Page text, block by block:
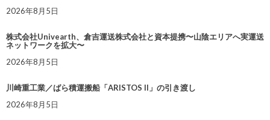
2026年8月5日
株式会社Univearth、倉吉運送株式会社と資本提携〜山陰エリアへ実運送
ネットワークを拡大〜
2026年8月5日
川崎重工業／ばら積運搬船「ARISTOS II」の引き渡し
2026年8月5日